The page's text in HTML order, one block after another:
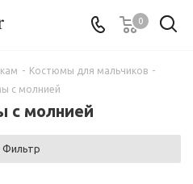
0
- Костюмы для мальчиков -
с молнией
с молнией
Фильтр